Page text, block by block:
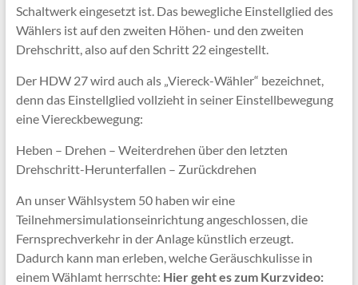
Schaltwerk eingesetzt ist. Das bewegliche Einstellglied des
Wählers ist auf den zweiten Höhen- und den zweiten
Drehschritt, also auf den Schritt 22 eingestellt.
Der HDW 27 wird auch als „Viereck-Wähler“ bezeichnet,
denn das Einstellglied vollzieht in seiner Einstellbewegung
eine Viereckbewegung:
Heben – Drehen – Weiterdrehen über den letzten
Drehschritt-Herunterfallen – Zurückdrehen
An unser Wählsystem 50 haben wir eine
Teilnehmersimulationseinrichtung angeschlossen, die
Fernsprechverkehr in der Anlage künstlich erzeugt.
Dadurch kann man erleben, welche Geräuschkulisse in
einem Wählamt herrschte: Hier geht es zum Kurzvideo: